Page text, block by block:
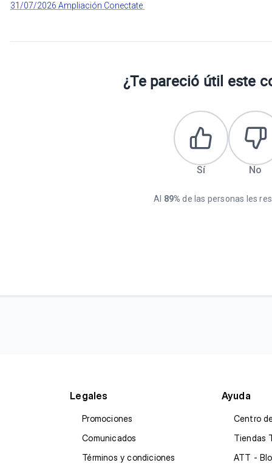
31/07/2026 Ampliación Conectate
¿Te pareció útil este
Sí No
Al 89% de las personas les
Legales
Promociones
Comunicados
Términos y condiciones
Ayuda
Centro
Tiendas
ATT -